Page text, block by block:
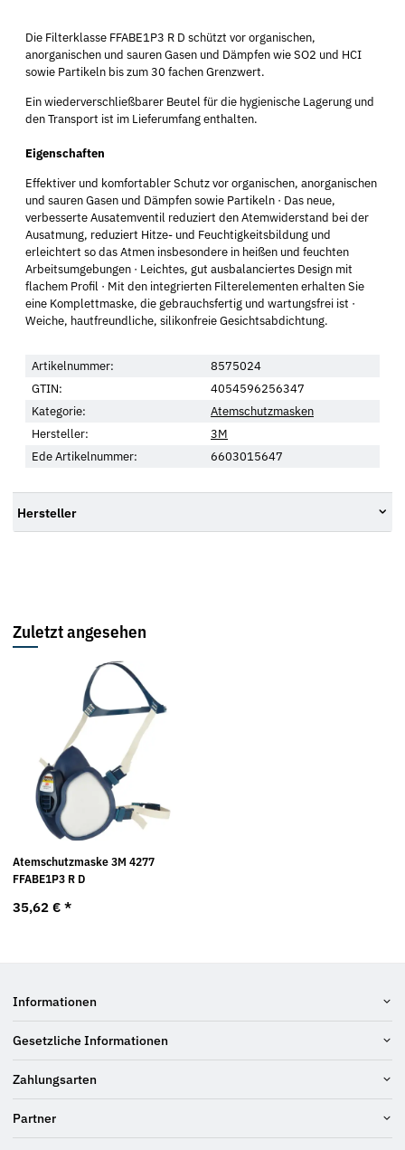
Die Filterklasse FFABE1P3 R D schützt vor organischen,
anorganischen und sauren Gasen und Dämpfen wie SO2 und HCI
sowie Partikeln bis zum 30 fachen Grenzwert.
Ein wiederverschließbarer Beutel für die hygienische Lagerung und
den Transport ist im Lieferumfang enthalten.
Eigenschaften
Effektiver und komfortabler Schutz vor organischen, anorganischen
und sauren Gasen und Dämpfen sowie Partikeln · Das neue,
verbesserte Ausatemventil reduziert den Atemwiderstand bei der
Ausatmung, reduziert Hitze- und Feuchtigkeitsbildung und
erleichtert so das Atmen insbesondere in heißen und feuchten
Arbeitsumgebungen · Leichtes, gut ausbalanciertes Design mit
flachem Profil · Mit den integrierten Filterelementen erhalten Sie
eine Komplettmaske, die gebrauchsfertig und wartungsfrei ist ·
Weiche, hautfreundliche, silikonfreie Gesichtsabdichtung.
Artikelnummer:
8575024
GTIN:
4054596256347
Kategorie:
Atemschutzmasken
Hersteller:
3M
Ede Artikelnummer:
6603015647
Hersteller
Zuletzt angesehen
Atemschutzmaske 3M 4277
FFABE1P3 R D
35,62 € *
Informationen
Gesetzliche Informationen
Zahlungsarten
Partner